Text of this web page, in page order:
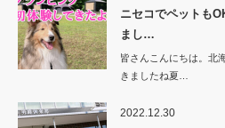
ニセコでペットも
まし…
皆さんこんにちは。北
きましたね夏…
2022.12.30